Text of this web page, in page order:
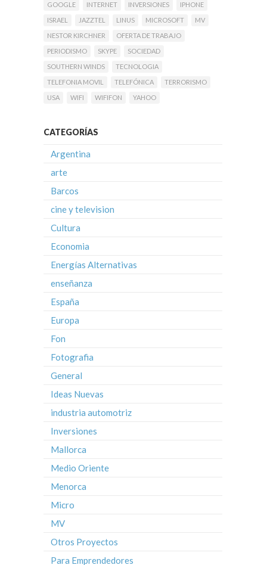
GOOGLE
INTERNET INVERSIONES
IPHONE
ISRAEL
JAZZTEL LINUS MICROSOFT
MV
NESTOR KIRCHNER
OFERTA DE TRABAJO
PERIODISMO
SKYPE
SOCIEDAD
SOUTHERN WINDS
TECNOLOGIA
TELEFONIA MOVIL
TELEFÓNICA
TERRORISMO
USA
WIFI WIFIFON YAHOO
CATEGORÍAS
Argentina
arte
Barcos
cine y television
Cultura
Economia
Energías Alternativas
enseñanza
España
Europa
Fon
Fotografia
General
Ideas Nuevas
industria automotriz
Inversiones
Mallorca
Medio Oriente
Menorca
Micro
MV
Otros Proyectos
Para Emprendedores